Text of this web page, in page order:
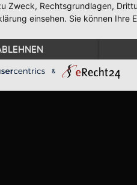
Zweck, Rechtsgrundlagen,
einsehen. Sie können Ihre
&